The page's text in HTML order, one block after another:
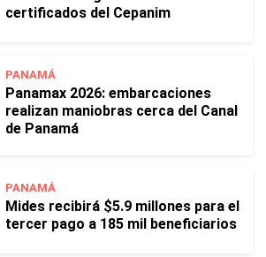
certificados del Cepanim
PANAMÁ
Panamax 2026: embarcaciones
realizan maniobras cerca del Canal
de Panamá
PANAMÁ
Mides recibirá $5.9 millones para el
tercer pago a 185 mil beneficiarios